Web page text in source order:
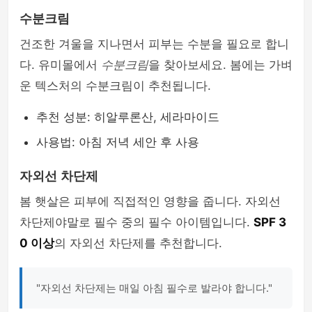
수분크림
건조한 겨울을 지나면서 피부는 수분을 필요로 합니
다. 유미몰에서 수분크림을 찾아보세요. 봄에는 가벼
운 텍스처의 수분크림이 추천됩니다.
추천 성분: 히알루론산, 세라마이드
사용법: 아침 저녁 세안 후 사용
자외선 차단제
봄 햇살은 피부에 직접적인 영향을 줍니다. 자외선
차단제야말로 필수 중의 필수 아이템입니다. SPF 3
0 이상의 자외선 차단제를 추천합니다.
"자외선 차단제는 매일 아침 필수로 발라야 합니다."